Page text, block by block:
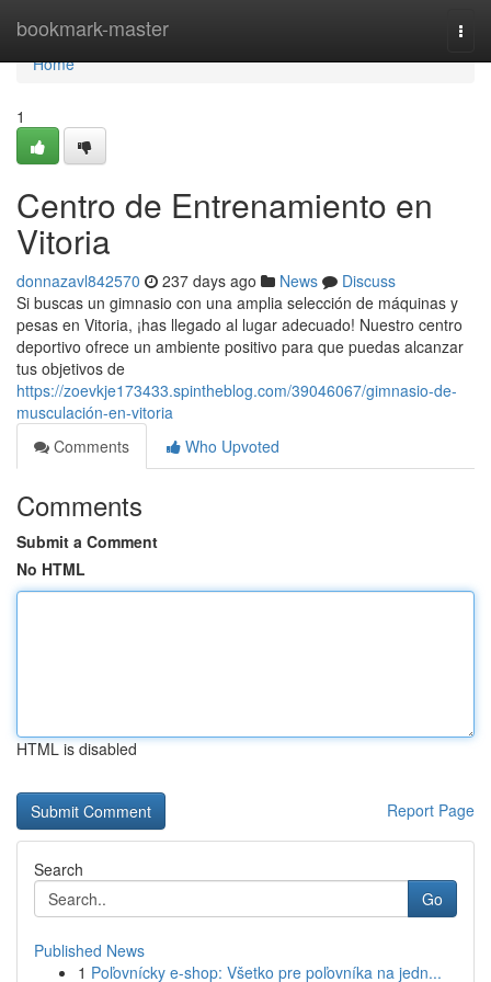
bookmark-master
Home
Home
1
Centro de Entrenamiento en
Vitoria
donnazavl842570 237 days ago News
Discuss
Si buscas un gimnasio con una amplia selección de máquinas y
pesas en Vitoria, ¡has llegado al lugar adecuado! Nuestro centro
deportivo ofrece un ambiente positivo para que puedas alcanzar
tus objetivos de
https://zoevkje173433.spintheblog.com/39046067/gimnasio-de-
musculación-en-vitoria
Comments
Who Upvoted
Comments
Submit a Comment
No HTML
HTML is disabled
Report Page
Search
Go
Published News
1 Poľovnícky e-shop: Všetko pre poľovníka na jedn...